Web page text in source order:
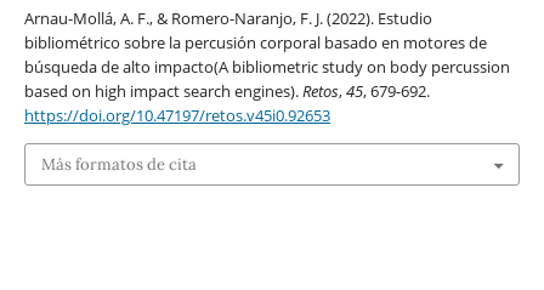
Arnau-Mollá, A. F., & Romero-Naranjo, F. J. (2022). Estudio
bibliométrico sobre la percusión corporal basado en motores de
búsqueda de alto impacto(A bibliometric study on body percussion
based on high impact search engines).Retos,45, 679-692.
https://doi.org/10.47197/retos.v45i0.92653
Más formatos de cita